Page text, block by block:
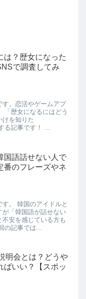
は？歴女になった
で調査してみ
す。恋活やゲームアプ
「歴女になるにはどう
を知りた
る記事です！ ...
国語話せない人で
番のフレーズやネ
。 韓国のアイドルと
が「韓国語が話せない
安を感じている方も
の記事では...
明会とは？どうや
ばいい？【スポッ